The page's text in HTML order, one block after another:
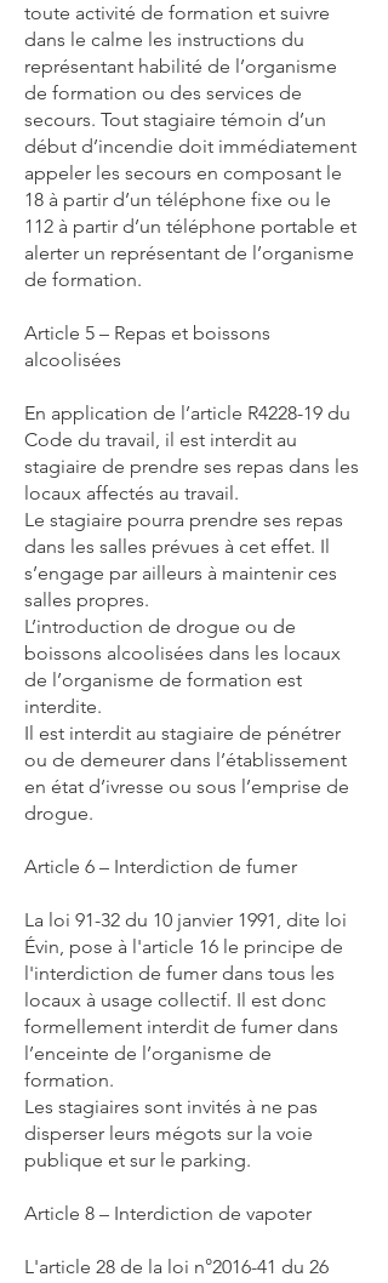
toute activité de formation et suivre
dans le calme les instructions du
représentant habilité de l’organisme
de formation ou des services de
secours. Tout stagiaire témoin d’un
début d’incendie doit immédiatement
appeler les secours en composant le
18 à partir d’un téléphone fixe ou le
112 à partir d’un téléphone portable et
alerter un représentant de l’organisme
de formation.
Article 5 – Repas et boissons
alcoolisées
En application de l’article R4228-19 du
Code du travail, il est interdit au
stagiaire de prendre ses repas dans les
locaux affectés au travail.
Le stagiaire pourra prendre ses repas
dans les salles prévues à cet effet. Il
s’engage par ailleurs à maintenir ces
salles propres.
L’introduction de drogue ou de
boissons alcoolisées dans les locaux
de l’organisme de formation est
interdite.
Il est interdit au stagiaire de pénétrer
ou de demeurer dans l’établissement
en état d’ivresse ou sous l’emprise de
drogue.
Article 6 – Interdiction de fumer
La loi 91-32 du 10 janvier 1991, dite loi
Évin, pose à l'article 16 le principe de
l'interdiction de fumer dans tous les
locaux à usage collectif. Il est donc
formellement interdit de fumer dans
l’enceinte de l’organisme de
formation.
Les stagiaires sont invités à ne pas
disperser leurs mégots sur la voie
publique et sur le parking.
Article 8 – Interdiction de vapoter
L'article 28 de la loi n°2016-41 du 26